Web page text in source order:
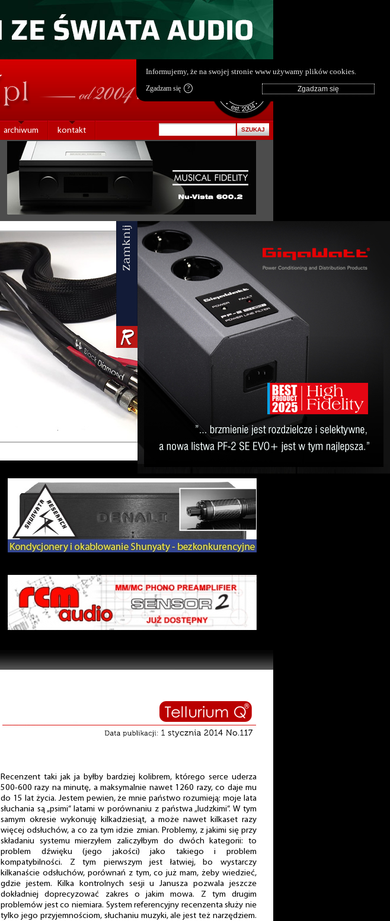
archiwum kontakt
Recenzent taki jak ja byłby bardziej kolibrem, którego serce uderza
500-600 razy na minutę, a maksymalnie nawet 1260 razy, co daje mu
do 15 lat życia. Jestem pewien, że mnie państwo rozumieją: moje lata
słuchania są „psimi” latami w porównaniu z państwa „ludzkimi”. W tym
samym okresie wykonuję kilkadziesiąt, a może nawet kilkaset razy
więcej odsłuchów, a co za tym idzie zmian. Problemy, z jakimi się przy
składaniu systemu mierzyłem zaliczyłbym do dwóch kategorii: to
problem dźwięku (jego jakości) jako takiego i problem
kompatybilności. Z tym pierwszym jest łatwiej, bo wystarczy
kilkanaście odsłuchów, porównań z tym, co już mam, żeby wiedzieć,
gdzie jestem. Kilka kontrolnych sesji u Janusza pozwala jeszcze
dokładniej doprecyzować zakres o jakim mowa. Z tym drugim
problemów jest co niemiara. System referencyjny recenzenta służy nie
tylko jego przyjemnościom, słuchaniu muzyki, ale jest też narzędziem.
Informujemy, że na swojej stronie www używamy plików cookies.
Zgadzam się ?